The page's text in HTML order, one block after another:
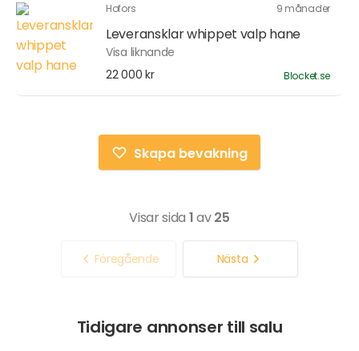
Hofors 9 månader
Leveransklar whippet valp hane
Visa liknande
22 000 kr
Blocket.se
Skapa bevakning
Visar sida 1av25
Föregående Nästa
Tidigare annonser till salu